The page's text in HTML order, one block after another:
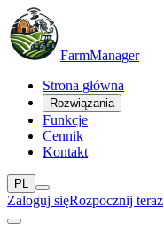
FarmManager
Strona główna
Rozwiązania
Funkcje
Cennik
Kontakt
PL
Zaloguj sięRozpocznij teraz